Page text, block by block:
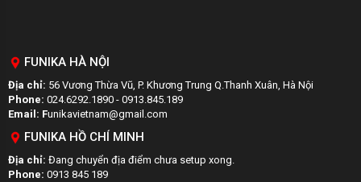
FUNIKA HÀ NỘI
Địa chỉ: 56 Vương Thừa Vũ, P. Khương Trung Q.Thanh Xuân, Hà Nội
Phone: 024.6292.1890 - 0913.845.189
Email: Funikavietnam@gmail.com
FUNIKA HỒ CHÍ MINH
Địa chỉ: Đang chuyển địa điểm chưa setup xong.
Phone: 0913 845 189